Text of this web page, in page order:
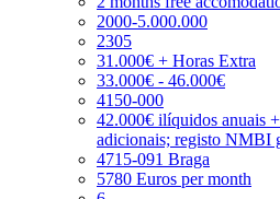
2000-5.000.000
2305
31.000€ + Horas Extra
33.000€ - 46.000€
4150-000
42.000€ ilíquidos anuais
adicionais; registo NMBI
4715-091 Braga
5780 Euros per month